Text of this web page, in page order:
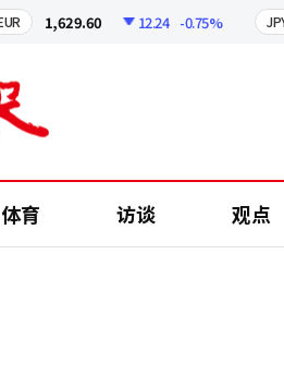
1,629.60 12.24 -0.75% JPY
体育 访谈 观点